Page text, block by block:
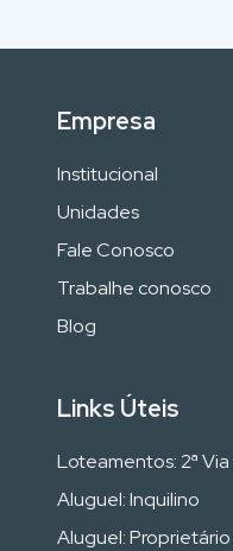
Empresa
Institucional
Unidades
Fale Conosco
Trabalhe conosco
Blog
Links Úteis
Loteamentos: 2ª
Aluguel: Inquilino
Aluguel: Proprietário